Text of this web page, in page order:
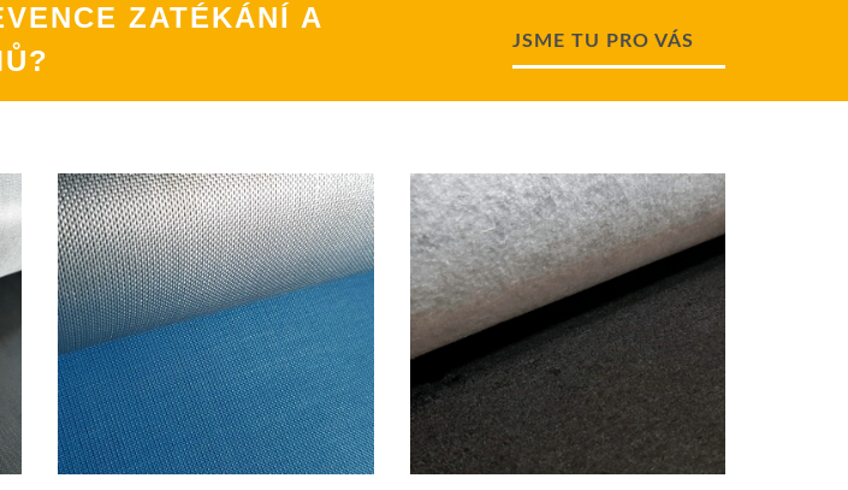
ZATÉKÁNÍ A
JSME TU PRO VÁS